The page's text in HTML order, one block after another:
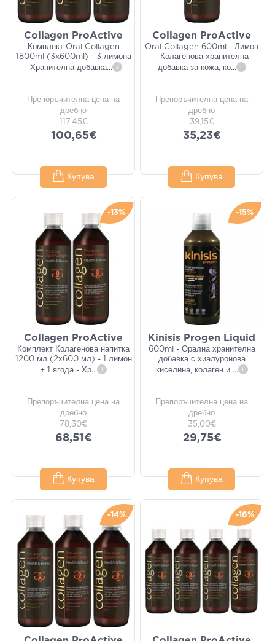
Collagen ProActive
Комплект Oral Collagen
1800ml (3x600ml) - 3 лимона
- Хранителна добавка... i
Препоръчителна цена на
дребно
117,45€
100,65€
Купува
Collagen ProActive
Oral Collagen 600ml - Лимон
- Колагенова хранителна
добавка за кожа, ко... i
Препоръчителна цена на
дребно
39,15€
35,23€
Купува
-13%
Collagen ProActive
Комплект Колагенова напитка
1200 мл (2х600 мл) - 1 лимон
+ 1 ягода - Хр... i
Препоръчителна цена на
дребно
78,30€
68,51€
Купува
-15%
Kinisis Progen Liquid
600ml - Орална хранителна
добавка с хиалуронова
киселина, колаген и ... i
Препоръчителна цена на
дребно
35,00€
29,75€
Купува
-14% -16%